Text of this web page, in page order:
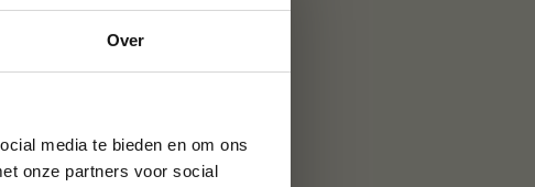
Over
media te bieden en om ons
onze partners voor social
september is bij
je bij een bestelling
je